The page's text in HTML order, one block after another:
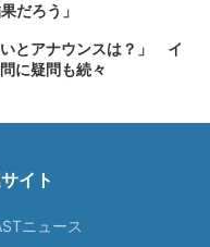
だろう」
いとアナウンスは？」 イ
に疑問も続々
イト
ニュース